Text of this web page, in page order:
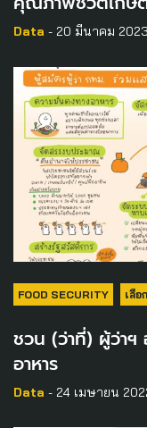
Data - 20 มีนาคม 2023
FOOD SECURITY เลือ
ชวน (ว่าที่) ผู้ว่า
อาหาร
Data - 24 เมษายน